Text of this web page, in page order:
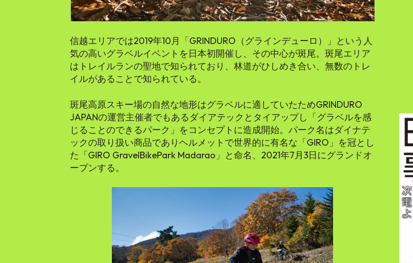
信越エリアでは2019年10月「GRINDURO（グラインデューロ）」という人
気の高いグラベルイベントを日本初開催し、その中心が斑尾。斑尾エリア
はトレイルランの聖地で知られており、林道がひしめき合い、無数のトレ
イルがあることで知られている。
斑尾高原スキー場の自然な地形はグラベルに適していたためGRINDURO
JAPANの運営主催者でもあるダイアテックとタイアップし「グラベルを感
じることのできるパーク」をコンセプトに造成開始。パーク名はダイナテ
ックの取り扱い商品でありヘルメットで世界的に有名な「GIRO」を冠とし
た「GIRO GravelBikePark Madarao」と命名、2021年7月3日にグランドオ
ープンする。